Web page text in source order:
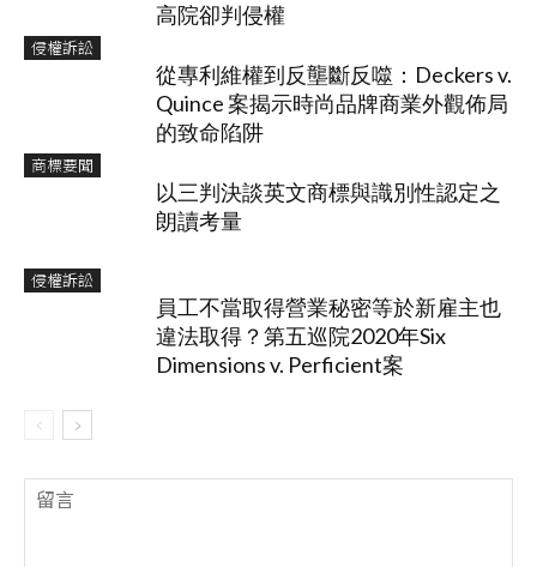
高院卻判侵權
侵權訴訟
從專利維權到反壟斷反噬：Deckers v.
Quince 案揭示時尚品牌商業外觀佈局
的致命陷阱
商標要聞
以三判決談英文商標與識別性認定之
朗讀考量
侵權訴訟
員工不當取得營業秘密等於新雇主也
違法取得？第五巡院2020年Six
Dimensions v. Perficient案